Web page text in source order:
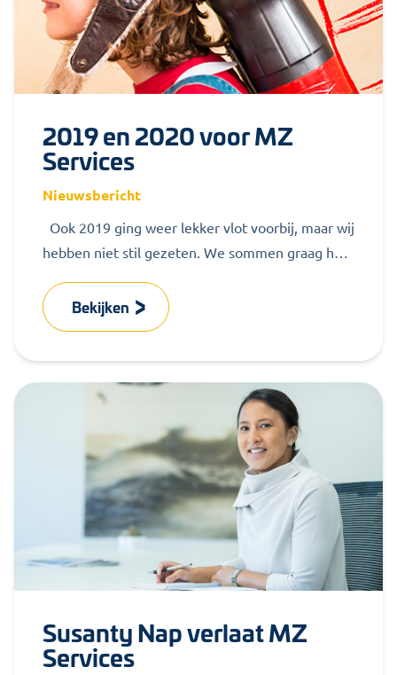
2019 en 2020 voor MZ
Services
Nieuwsbericht
Ook 2019 ging weer lekker vlot voorbij, maar wij
hebben niet stil gezeten. We sommen graag het
Bekijken
Susanty Nap verlaat MZ
Services